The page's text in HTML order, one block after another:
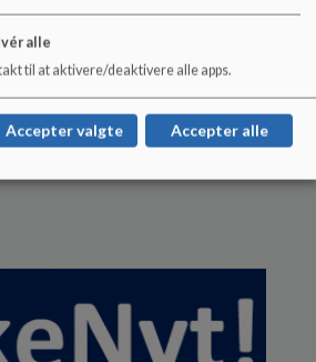
School
21. november
Distinguished School som den
alle
til at aktivere/deaktivere alle apps.
Accepter valgte Accepter alle